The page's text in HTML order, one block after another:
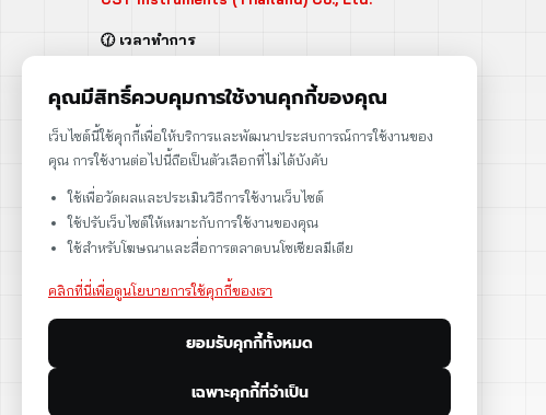
🕜 เวลาทำการ
เสาร์ | 08:00 - 12:00
📍 95 ถ.ร่มเกล้า แขวงคลองสามประเวศ
เขตลาดกระบัง กรุงเทพฯ 10520
Ladkrabang, Bangkok, Thailand 10520
เลขประจำตัวผู้เสียภาษี: 0105566170152
ดูแผนที่
คุณมีสิทธิ์ควบคุมการใช้งานคุกกี้ของคุณ
เว็บไซต์นี้ใช้คุกกี้เพื่อให้บริการและพัฒนาประสบการณ์การใช้งานของ
คุณ การใช้งานต่อไปนี้ถือเป็นตัวเลือกที่ไม่ได้บังคับ
ใช้เพื่อวัดผลและประเมินวิธีการใช้งานเว็บไซต์
ใช้ปรับเว็บไซต์ให้เหมาะกับการใช้งานของคุณ
ใช้สำหรับโฆษณาและสื่อการตลาดบนโซเชียลมีเดีย
คลิกที่นี่เพื่อดูนโยบายการใช้คุกกี้ของเรา
ยอมรับคุกกี้ทั้งหมด
เฉพาะคุกกี้ที่จำเป็น